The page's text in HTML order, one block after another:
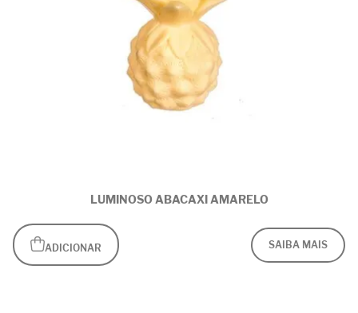
LUMINOSO ABACAXI AMARELO
ADICIONAR SAIBA MAIS